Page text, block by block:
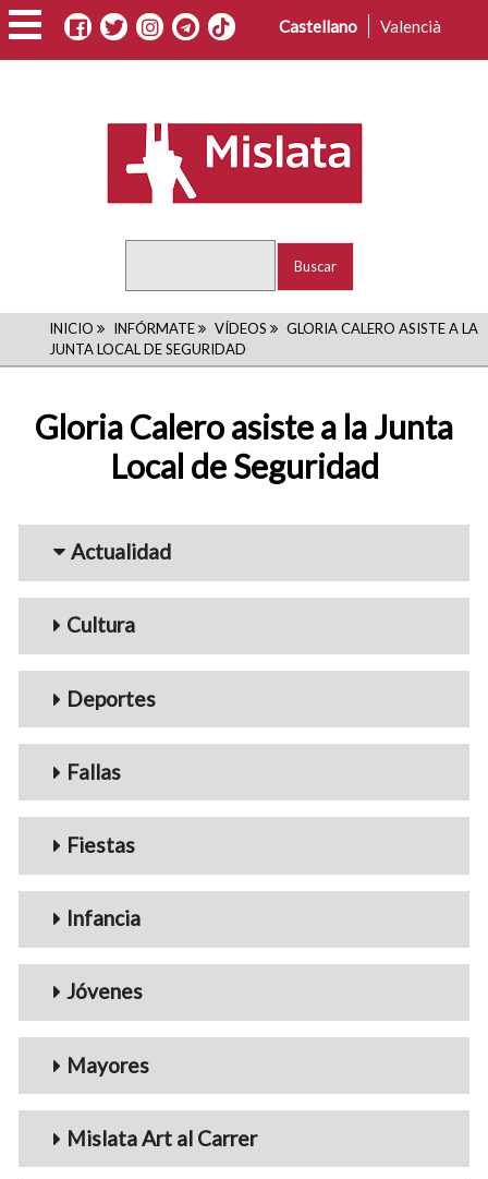
Pasar
al
contenido
Castellano Valencià
RUTA
DE
NAVEGACIÓN
INICIO INFÓRMATE VÍDEOS
GLORIA CALERO ASISTE A LA
JUNTA LOCAL DE SEGURIDAD
Gloria Calero asiste a la Junta
Local de Seguridad
Menu_Videos
Actualidad
Cultura
Deportes
Fallas
Fiestas
Infancia
Jóvenes
Mayores
Mislata Art al Carrer